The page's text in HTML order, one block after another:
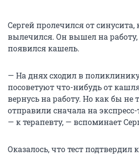
Сергей пролечился от синусита,
вылечился. Он вышел на работу,
появился кашель.
— На днях сходил в
посоветуют что-нибудь от
вернусь на работу. Но как бы не
отправили сначала на
— к терапевту, — вспоминает
Оказалось, что тест подтвердил